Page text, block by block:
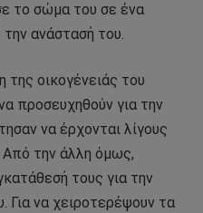
το σώμα του σε ένα
ανάστασή του.
της οικογένειάς του
προσευχηθούν για την
να έρχονται λίγους
Από την άλλη όμως,
τους για την
να χειροτερέψουν τα